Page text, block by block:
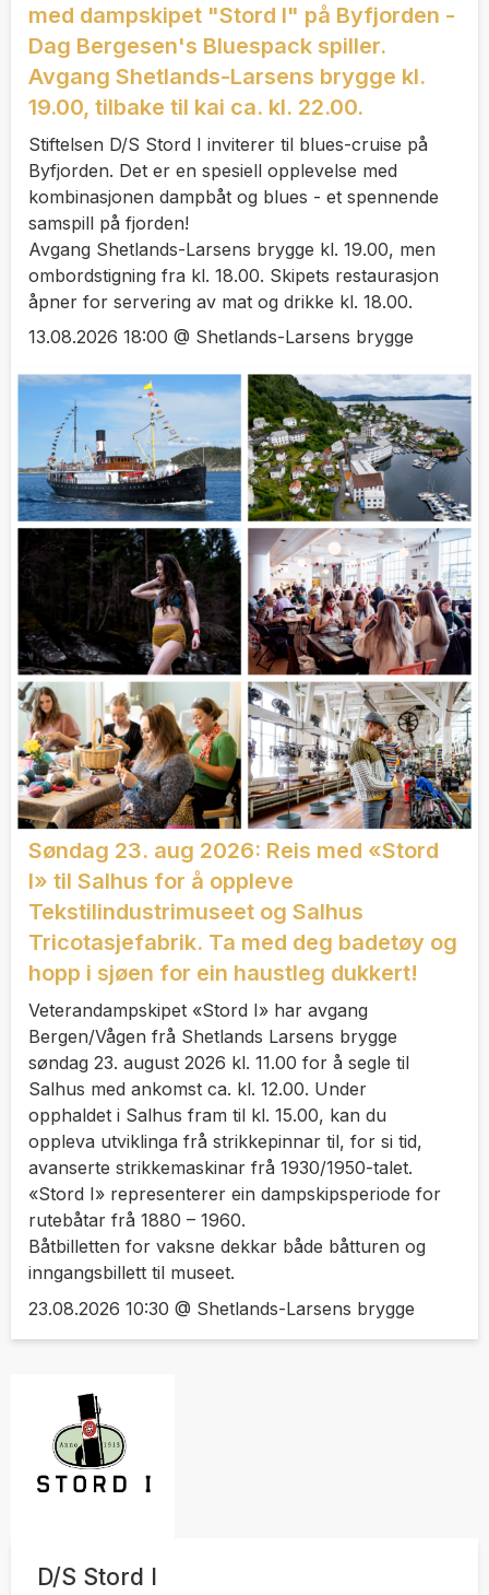
med dampskipet "Stord I" på Byfjorden -
Dag Bergesen's Bluespack spiller.
Avgang Shetlands-Larsens brygge kl.
19.00, tilbake til kai ca. kl. 22.00.
Stiftelsen D/S Stord I inviterer til blues-cruise på
Byfjorden. Det er en spesiell opplevelse med
kombinasjonen dampbåt og blues - et spennende
samspill på fjorden!
Avgang Shetlands-Larsens brygge kl. 19.00, men
ombordstigning fra kl. 18.00. Skipets restaurasjon
åpner for servering av mat og drikke kl. 18.00.
13.08.2026 18:00 @ Shetlands-Larsens brygge
Søndag 23. aug 2026: Reis med «Stord
I» til Salhus for å oppleve
Tekstilindustrimuseet og Salhus
Tricotasjefabrik. Ta med deg badetøy og
hopp i sjøen for ein haustleg dukkert!
Veterandampskipet «Stord I» har avgang
Bergen/Vågen frå Shetlands Larsens brygge
søndag 23. august 2026 kl. 11.00 for å segle til
Salhus med ankomst ca. kl. 12.00. Under
opphaldet i Salhus fram til kl. 15.00, kan du
oppleva utviklinga frå strikkepinnar til, for si tid,
avanserte strikkemaskinar frå 1930/1950-talet.
«Stord I» representerer ein dampskipsperiode for
rutebåtar frå 1880 – 1960.
Båtbilletten for vaksne dekkar både båtturen og
inngangsbillett til museet.
23.08.2026 10:30 @ Shetlands-Larsens brygge
D/S Stord I